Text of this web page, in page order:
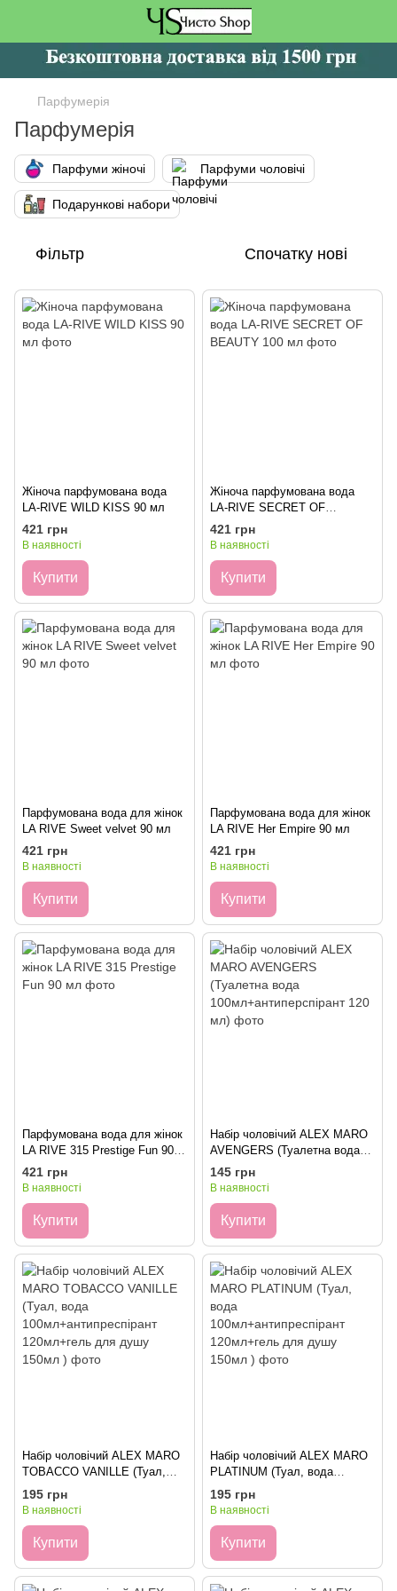
Парфумерія
Парфумерія
Парфуми жіночі Парфуми чоловічі
Подарункові набори
Фільтр Спочатку нові
Жіноча парфумована вода
LA-RIVE WILD KISS 90 мл
421 грн
В наявності
Купити
Жіноча парфумована вода
LA-RIVE SECRET OF
BEAUTY 100 мл
421 грн
В наявності
Купити
Парфумована вода для жінок
LA RIVE Sweet velvet 90 мл
421 грн
В наявності
Купити
Парфумована вода для жінок
LA RIVE Her Empire 90 мл
421 грн
В наявності
Купити
Парфумована вода для жінок
LA RIVE 315 Prestige Fun 90
мл
421 грн
В наявності
Купити
Набір чоловічий ALEX MARO
AVENGERS (Туалетна вода
100мл+антиперспірант 120
мл)
145 грн
В наявності
Купити
Набір чоловічий ALEX MARO
TOBACCO VANILLE (Туал,
вода 100мл+антипреспірант
120мл+гель для душу 150мл )
195 грн
В наявності
Купити
Набір чоловічий ALEX MARO
PLATINUM (Туал, вода
100мл+антипреспірант
120мл+гель для душу 150мл )
195 грн
В наявності
Купити